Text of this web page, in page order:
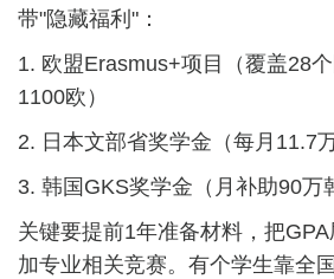
带"隐藏福利"：
1. 欧盟Erasmus+项目（覆盖28
1100欧）
2. 日本文部省奖学金（每月11.7
3. 韩国GKS奖学金（月补助90万
关键要提前1年准备材料，把
加专业相关竞赛。有个学生靠全